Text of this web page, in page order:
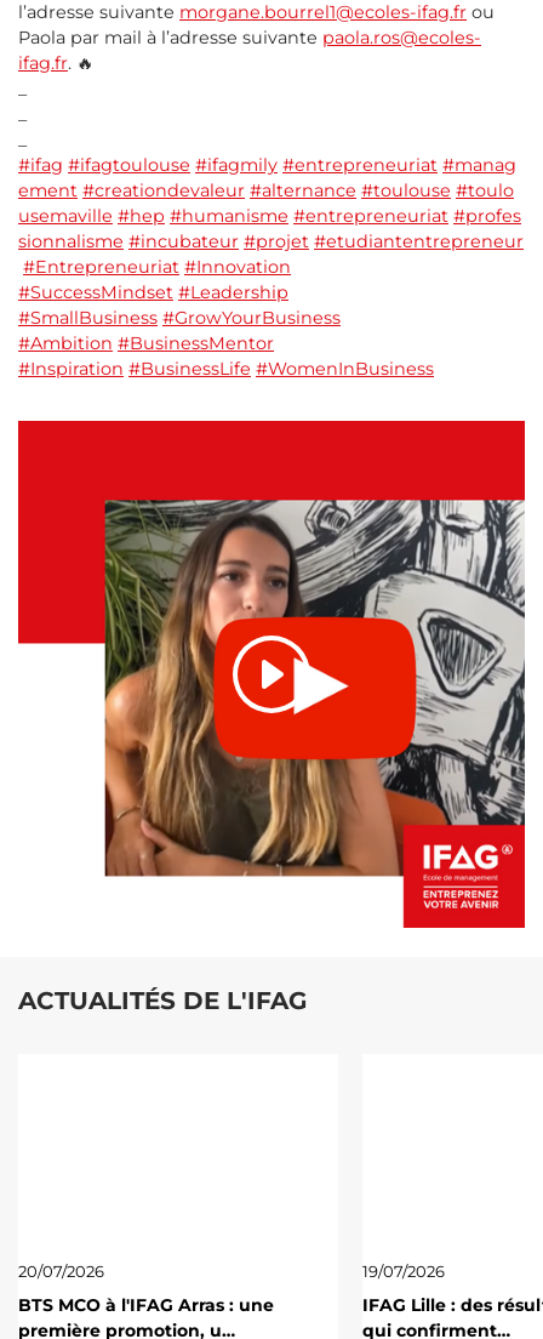
l’adresse suivante morgane.bourrel1@ecoles-ifag.fr ou
Paola par mail à l’adresse suivante paola.ros@ecoles-
ifag.fr. 🔥
#ifag #ifagtoulouse #ifagmily #entrepreneuriat #manag
ement #creationdevaleur #alternance #toulouse #toulo
usemaville #hep #humanisme #entrepreneuriat #profes
sionnalisme #incubateur #projet #etudiantentrepreneur
#Entrepreneuriat #Innovation
#SuccessMindset #Leadership
#SmallBusiness #GrowYourBusiness
#Ambition #BusinessMentor
#Inspiration #BusinessLife #WomenInBusiness
ACTUALITÉS DE L'IFAG
20/07/2026
BTS MCO à l'IFAG Arras : une
première promotion, u…
19/07/2026
IFAG Lille : des
qui confirment…